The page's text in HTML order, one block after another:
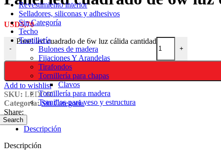
Revestimiento interior
Selladores, siliconas y adhesivos
Sin Categoría
Techo
Tornillería
Bulones de madera
Fijaciones Y Arandelas
Tirafondos
Tornillería para chapas
Clavos
Tornillería para madera
Tornillos para yeso y estructura
Search
USD5,70
-
Panel led cuadrado de 6w luz cálida cantidad
+
Add to wishlist
SKU: LEDC6C
Categoría: Sin Categoría
Share:
Descripción
Descripción